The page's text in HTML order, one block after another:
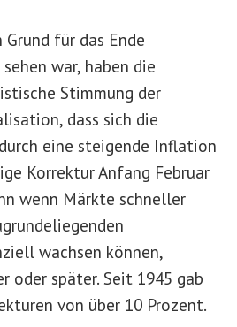
für das Ende
war, haben die
Stimmung der
dass sich die
eine steigende Inflation
Korrektur Anfang Februar
wenn Märkte schneller
wachsen können,
oder später. Seit 1945 gab
von über 10 Prozent.